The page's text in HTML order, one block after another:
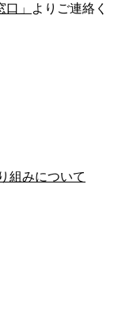
口」
よりご連絡く
組みについて